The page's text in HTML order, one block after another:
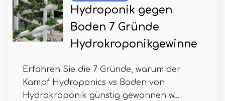
Hydroponik gegen
Boden 7 Gründe
Hydrokroponikgewinne
Erfahren Sie die 7 Gründe, warum der
Kampf Hydroponics vs Boden von
Hydrokroponik günstig gewonnen w...